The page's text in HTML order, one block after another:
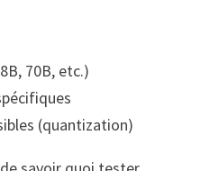
70B, etc.)
(quantization)